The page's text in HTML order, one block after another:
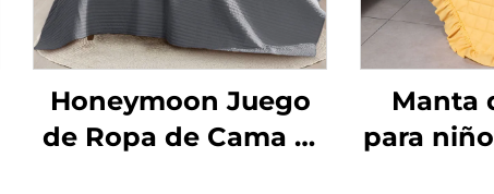
Honeymoon Juego
de Ropa de Cama al
Manta
para